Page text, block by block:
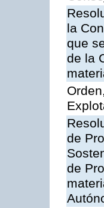
la
que
de la
de
de